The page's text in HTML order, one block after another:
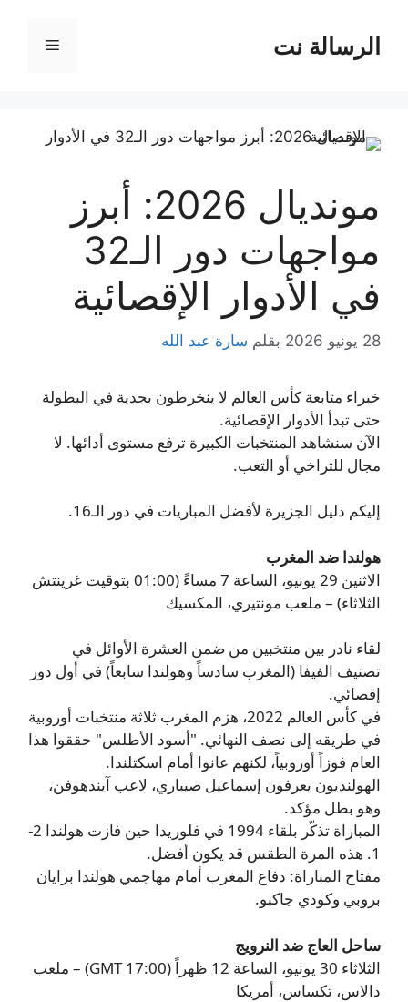
المحتوىالرسالة نت القائمة
مونديال 2026: أبرز
مواجهات دور الـ32
في الأدوار الإقصائية
28 يونيو 2026 بقلم سارة عبد الله
خبراء متابعة كأس العالم لا ينخرطون بجدية في البطولة
حتى تبدأ الأدوار الإقصائية.
الآن سنشاهد المنتخبات الكبيرة ترفع مستوى أدائها. لا
مجال للتراخي أو التعب.
إليكم دليل الجزيرة لأفضل المباريات في دور الـ16.
هولندا ضد المغرب
الاثنين 29 يونيو، الساعة 7 مساءً (01:00 بتوقيت غرينتش
الثلاثاء) – ملعب مونتيري، المكسيك
لقاء نادر بين منتخبين من ضمن العشرة الأوائل في
تصنيف الفيفا (المغرب سادساً وهولندا سابعاً) في أول دور
إقصائي.
في كأس العالم 2022، هزم المغرب ثلاثة منتخبات أوروبية
في طريقه إلى نصف النهائي. "أسود الأطلس" حققوا هذا
العام فوزاً أوروبياً، لكنهم عانوا أمام اسكتلندا.
الهولنديون يعرفون إسماعيل صيباري، لاعب آيندهوفن،
وهو بطل مؤكد.
المباراة تذكّر بلقاء 1994 في فلوريدا حين فازت هولندا 2-
1. هذه المرة الطقس قد يكون أفضل.
مفتاح المباراة: دفاع المغرب أمام مهاجمي هولندا برايان
بروبي وكودي جاكبو.
ساحل العاج ضد النرويج
الثلاثاء 30 يونيو، الساعة 12 ظهراً (17:00 GMT) – ملعب
دالاس، تكساس، أمريكا